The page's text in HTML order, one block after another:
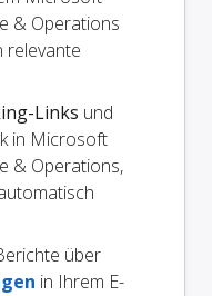
& Operations
relevante
Links und
in Microsoft
& Operations,
über
in Ihrem E-